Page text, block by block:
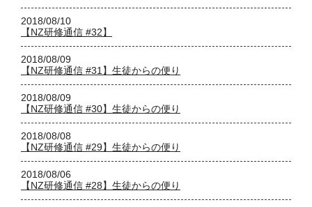
2018/08/10
【NZ研修通信 #32】
2018/08/09
【NZ研修通信 #31】生徒からの便り
2018/08/09
【NZ研修通信 #30】生徒からの便り
2018/08/08
【NZ研修通信 #29】生徒からの便り
2018/08/06
【NZ研修通信 #28】生徒からの便り